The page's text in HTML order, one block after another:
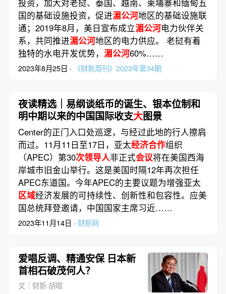
投资，加大对老挝、泰国、越南、柬埔寨和缅甸五
国的基础设施投资，促进湄公河地区的基础设施联
通；2019年8月，美日宣布成立湄公河电力伙伴关
系，共同推进湄公河地区的电力供应。 老挝有着
独特的水电开发优势， 湄公河60%……
2023年8月25日 · 《财新周刊》2023年第34期
夜读精选｜易纲谈纸币的诞生、银本位制和
明中期以来的中国国际收支大图景
Center的正门入口处巡逻，与经过此地的行人擦肩
而过。11月11日至17日，亚太经济合作组织
（APEC）第30次领导人非正式会议将在美国西海
岸城市旧金山举行。这是美国时隔12年再次担任
APEC东道国。今年APEC的主要议题为增强亚太
区域经济发展的可持续性、创新性和包容性。应美
国总统拜登邀请，中国国家主席习近……
2023年11月14日 · 财新网
爱唱反调、精通安保 日本新
首相石破茂何人？
文｜财新 胡暄